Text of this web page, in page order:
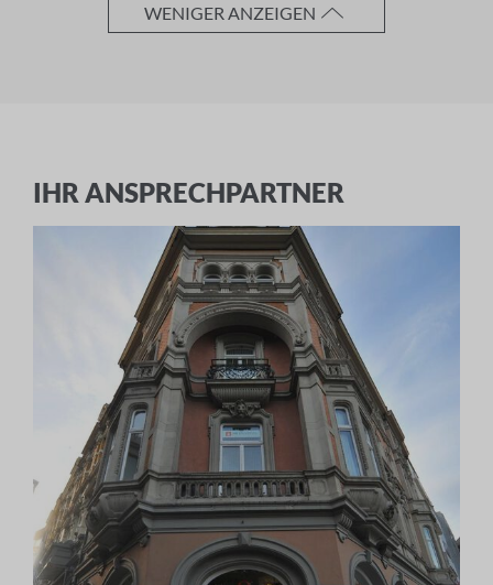
WENIGER ANZEIGEN
IHR ANSPRECHPARTNER
ANMELDEN